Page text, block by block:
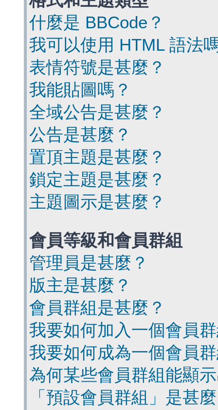
什麼是 BBCode？
我可以使用 HTML 語法
表情符號是甚麼？
我能貼圖嗎？
全域公告是甚麼？
公告是甚麼？
置頂主題是甚麼？
鎖定主題是甚麼？
主題圖示是甚麼？
會員等級和會員群組
管理員是甚麼？
版主是甚麼？
會員群組是甚麼？
我要如何加入一個會員
我要如何成為一個會員
為何某些會員群組能顯
「預設會員群組」是甚